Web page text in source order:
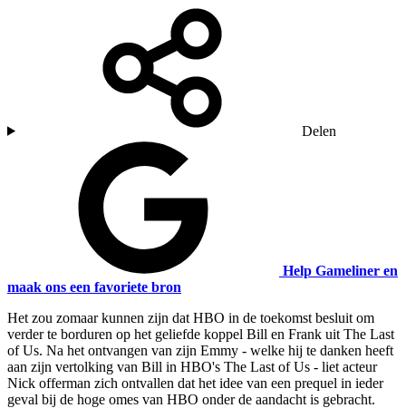
Delen
Help Gameliner en
maak ons een favoriete bron
Het zou zomaar kunnen zijn dat HBO in de toekomst besluit om
verder te borduren op het geliefde koppel Bill en Frank uit The Last
of Us. Na het ontvangen van zijn Emmy - welke hij te danken heeft
aan zijn vertolking van Bill in HBO's The Last of Us - liet acteur
Nick offerman zich ontvallen dat het idee van een prequel in ieder
geval bij de hoge omes van HBO onder de aandacht is gebracht.